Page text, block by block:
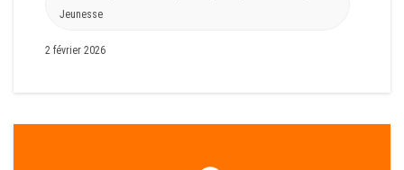
Jeunesse
2 février 2026